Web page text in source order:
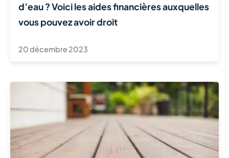
d’eau ? Voici les aides financières auxquelles
vous pouvez avoir droit
20 décembre 2023